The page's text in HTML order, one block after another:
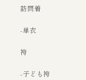
訪問着
-単衣
袴
-子ども袴